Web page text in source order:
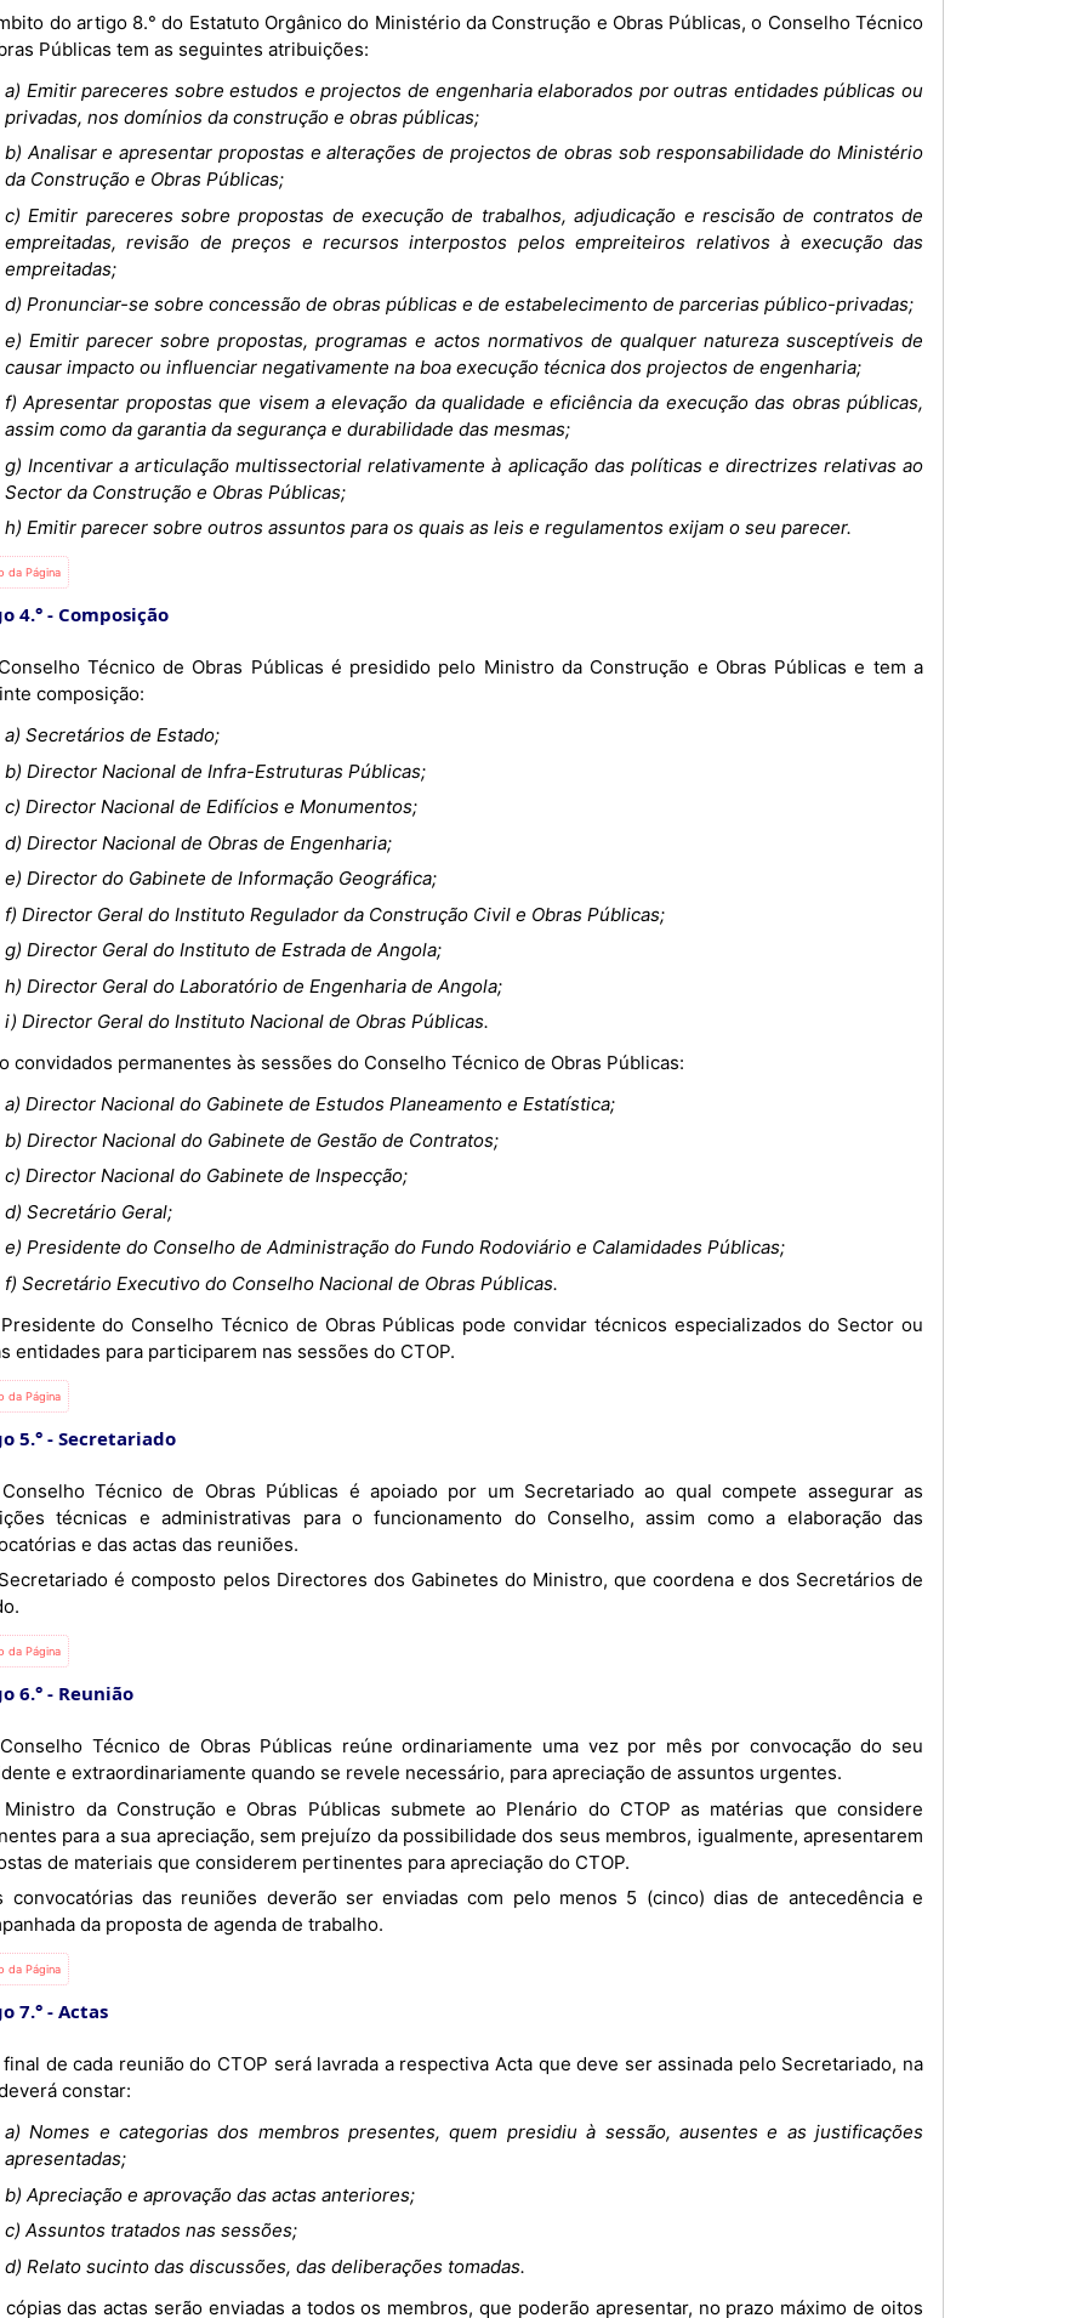
do artigo 8.° do Estatuto Orgânico do Ministério da Construção e Obras Públicas, o Conselho Técnico
Públicas tem as seguintes atribuições:
a) Emitir pareceres sobre estudos e projectos de engenharia elaborados por outras entidades públicas ou
privadas, nos domínios da construção e obras públicas;
b) Analisar e apresentar propostas e alterações de projectos de obras sob responsabilidade do Ministério
da Construção e Obras Públicas;
c) Emitir pareceres sobre propostas de execução de trabalhos, adjudicação e rescisão de contratos de
empreitadas, revisão de preços e recursos interpostos pelos empreiteiros relativos à execução das
empreitadas;
d) Pronunciar-se sobre concessão de obras públicas e de estabelecimento de parcerias público-privadas;
e) Emitir parecer sobre propostas, programas e actos normativos de qualquer natureza susceptíveis de
causar impacto ou influenciar negativamente na boa execução técnica dos projectos de engenharia;
f) Apresentar propostas que visem a elevação da qualidade e eficiência da execução das obras públicas,
assim como da garantia da segurança e durabilidade das mesmas;
g) Incentivar a articulação multissectorial relativamente à aplicação das políticas e directrizes relativas ao
Sector da Construção e Obras Públicas;
h) Emitir parecer sobre outros assuntos para os quais as leis e regulamentos exijam o seu parecer.
da Página
4.° Composição
composição:
a) Secretários de Estado;
b) Director Nacional de Infra-Estruturas Públicas;
c) Director Nacional de Edifícios e Monumentos;
d) Director Nacional de Obras de Engenharia;
e) Director do Gabinete de Informação Geográfica;
f) Director Geral do Instituto Regulador da Construção Civil e Obras Públicas;
g) Director Geral do Instituto de Estrada de Angola;
h) Director Geral do Laboratório de Engenharia de Angola;
i) Director Geral do Instituto Nacional de Obras Públicas.
convidados permanentes às sessões do Conselho Técnico de Obras Públicas:
a) Director Nacional do Gabinete de Estudos Planeamento e Estatística;
b) Director Nacional do Gabinete de Gestão de Contratos;
c) Director Nacional do Gabinete de Inspecção;
d) Secretário Geral;
e) Presidente do Conselho de Administração do Fundo Rodoviário e Calamidades Públicas;
f) Secretário Executivo do Conselho Nacional de Obras Públicas.
entidades para participarem nas sessões do CTOP.
da Página
5.° Secretariado
técnicas e administrativas para o funcionamento do Conselho, assim como a elaboração das
e das actas das reuniões.
da Página
6.° Reunião
e extraordinariamente quando se revele necessário, para apreciação de assuntos urgentes.
para a sua apreciação, sem prejuízo da possibilidade dos seus membros, igualmente, apresentarem
de materiais que considerem pertinentes para apreciação do CTOP.
da proposta de agenda de trabalho.
da Página
7.° Actas
constar:
a) Nomes e categorias dos membros presentes, quem presidiu à sessão, ausentes e as justificações
apresentadas;
b) Apreciação e aprovação das actas anteriores;
c) Assuntos tratados nas sessões;
d) Relato sucinto das discussões, das deliberações tomadas.